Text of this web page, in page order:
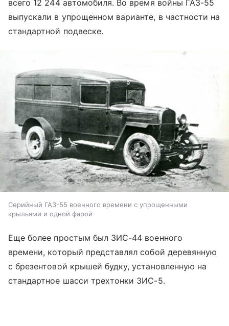
всего 12 244 автомобиля. Во время войны ГАЗ-55
выпускали в упрощенном варианте, в частности на
стандартной подвеске.
Серийный ГАЗ-55 военного времени с упрощенными
крыльями и одной фарой
Еще более простым был ЗИС-44 военного
времени, который представлял собой деревянную
с брезентовой крышей будку, установленную на
стандартное шасси трехтонки ЗИС-5.